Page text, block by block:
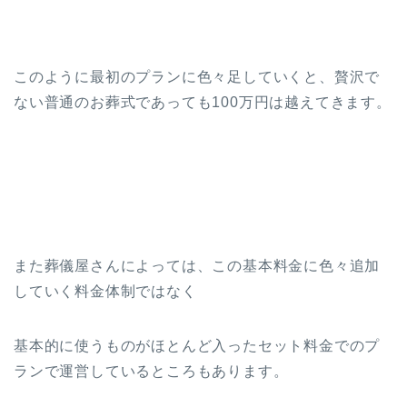
このように最初のプランに色々足していくと、贅沢で
ない普通のお葬式であっても100万円は越えてきます。
また葬儀屋さんによっては、この基本料金に色々追加
していく料金体制ではなく
基本的に使うものがほとんど入ったセット料金でのプ
ランで運営しているところもあります。